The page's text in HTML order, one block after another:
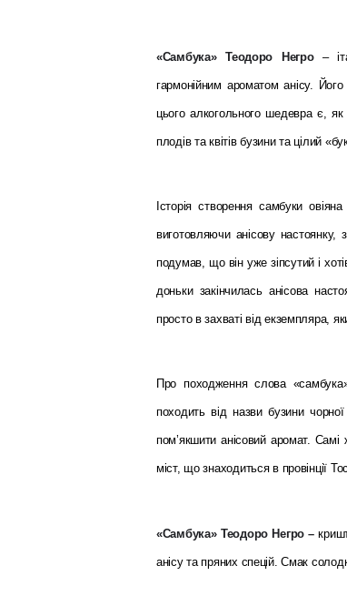
«Самбука» Теодоро Негро–
гармонійним ароматом анісу.
цього алкогольного шедевра є,
плодів та квітів бузини та цілий
Історія створення самбуки
виготовляючи анісову
подумав, що він уже зіпсутий і
доньки закінчилась анісова
просто в захваті від екземпляра,
Про походження слова
походить від назви бузини
пом’якшити анісовий аромат.
міст, що знаходиться в провінції
«Самбука» Теодоро Негро –
анісу та пряних спецій. Смак